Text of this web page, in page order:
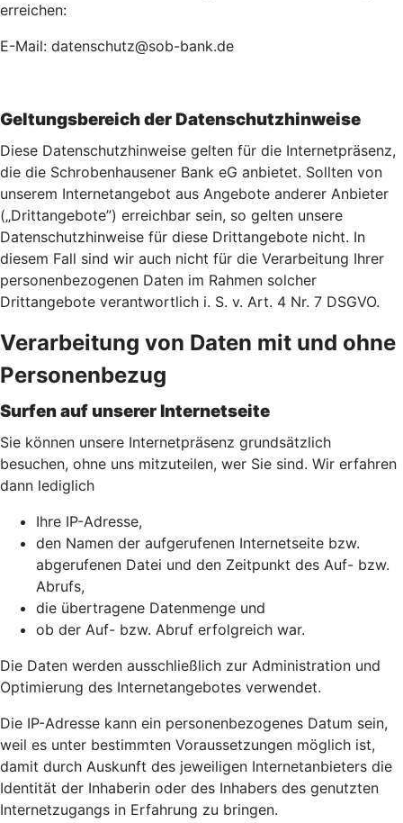
erreichen:
E-Mail: datenschutz@sob-bank.de
Geltungsbereich der Datenschutzhinweise
Diese Datenschutzhinweise gelten für die Internetpräsenz,
die die Schrobenhausener Bank eG anbietet. Sollten von
unserem Internetangebot aus Angebote anderer Anbieter
(„Drittangebote”) erreichbar sein, so gelten unsere
Datenschutzhinweise für diese Drittangebote nicht. In
diesem Fall sind wir auch nicht für die Verarbeitung Ihrer
personenbezogenen Daten im Rahmen solcher
Drittangebote verantwortlich i. S. v. Art. 4 Nr. 7 DSGVO.
Verarbeitung von Daten mit und ohne
Personenbezug
Surfen auf unserer Internetseite
Sie können unsere Internetpräsenz grundsätzlich
besuchen, ohne uns mitzuteilen, wer Sie sind. Wir erfahren
dann lediglich
Ihre IP-Adresse,
den Namen der aufgerufenen Internetseite bzw.
abgerufenen Datei und den Zeitpunkt des Auf- bzw.
Abrufs,
die übertragene Datenmenge und
ob der Auf- bzw. Abruf erfolgreich war.
Die Daten werden ausschließlich zur Administration und
Optimierung des Internetangebotes verwendet.
Die IP-Adresse kann ein personenbezogenes Datum sein,
weil es unter bestimmten Voraussetzungen möglich ist,
damit durch Auskunft des jeweiligen Internetanbieters die
Identität der Inhaberin oder des Inhabers des genutzten
Internetzugangs in Erfahrung zu bringen.